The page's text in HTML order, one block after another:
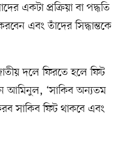
একটা প্রক্রিয়া বা পদ্ধতি
এবং তাঁদের সিদ্ধান্তকে
দলে ফিরতে হলে ফিট
আমিনুল, ‘সাকিব অন্যতম
সাকিব ফিট থাকবে এবং